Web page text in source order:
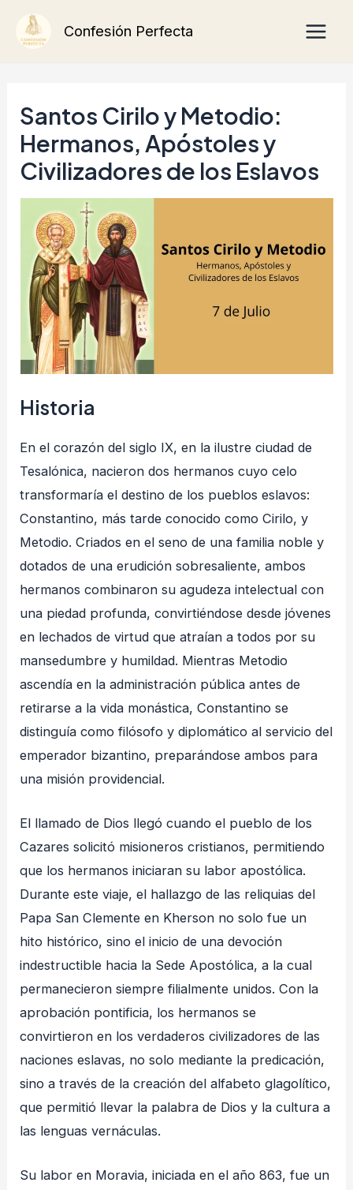
Confesión Perfecta
Santos Cirilo y Metodio:
Hermanos, Apóstoles y
Civilizadores de los Eslavos
Historia
En el corazón del siglo IX, en la ilustre ciudad de
Tesalónica, nacieron dos hermanos cuyo celo
transformaría el destino de los pueblos eslavos:
Constantino, más tarde conocido como Cirilo, y
Metodio. Criados en el seno de una familia noble y
dotados de una erudición sobresaliente, ambos
hermanos combinaron su agudeza intelectual con
una piedad profunda, convirtiéndose desde jóvenes
en lechados de virtud que atraían a todos por su
mansedumbre y humildad. Mientras Metodio
ascendía en la administración pública antes de
retirarse a la vida monástica, Constantino se
distinguía como filósofo y diplomático al servicio del
emperador bizantino, preparándose ambos para
una misión providencial.
El llamado de Dios llegó cuando el pueblo de los
Cazares solicitó misioneros cristianos, permitiendo
que los hermanos iniciaran su labor apostólica.
Durante este viaje, el hallazgo de las reliquias del
Papa San Clemente en Kherson no solo fue un
hito histórico, sino el inicio de una devoción
indestructible hacia la Sede Apostólica, a la cual
permanecieron siempre filialmente unidos. Con la
aprobación pontificia, los hermanos se
convirtieron en los verdaderos civilizadores de las
naciones eslavas, no solo mediante la predicación,
sino a través de la creación del alfabeto glagolítico,
que permitió llevar la palabra de Dios y la cultura a
las lenguas vernáculas.
Su labor en Moravia, iniciada en el año 863, fue un